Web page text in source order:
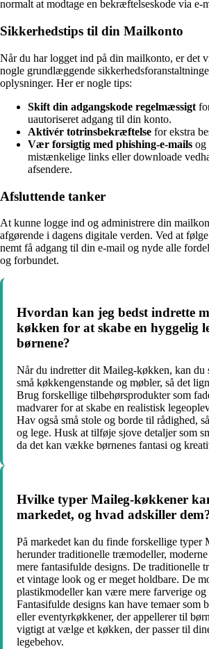
normalt at modtage en bekræftelseskode via e-
Sikkerhedstips til din Mailkonto
Når du har logget ind på din mailkonto, er det
nogle grundlæggende
oplysninger. Her er nogle tips:
Skift din adgangskode regelmæssigt
uautoriseret adgang til din konto.
Aktivér totrinsbekræftelse for ekstra
Vær forsigtig med phishing-e-mails og
mistænkelige links eller downloade
afsendere.
Afsluttende tanker
At kunne logge ind og administrere din
afgørende i dagens digitale verden. Ved at
nemt få adgang til din e-mail og nyde alle
og forbundet.
Hvordan kan jeg bedst indrette
køkken for at skabe en hyggelig
børnene?
Når du indretter dit Maileg-køkken, kan du
små køkkengenstande og møbler, så det
Brug forskellige tilbehørsprodukter som
madvarer for at skabe en realistisk
Hav også små stole og borde til rådighed,
og lege. Husk at tilføje sjove detaljer som
da det kan vække børnenes fantasi og
Hvilke typer Maileg-køkkener
markedet, og hvad adskiller
På markedet kan du finde forskellige typer
herunder traditionelle træmodeller,
mere fantasifulde designs. De traditionelle
et vintage look og er meget holdbare. De
plastikmodeller kan være mere farverige og
Fantasifulde designs kan have temaer som
eller eventyrkøkkener, der appellerer til
vigtigt at vælge et køkken, der passer til
legebehov.